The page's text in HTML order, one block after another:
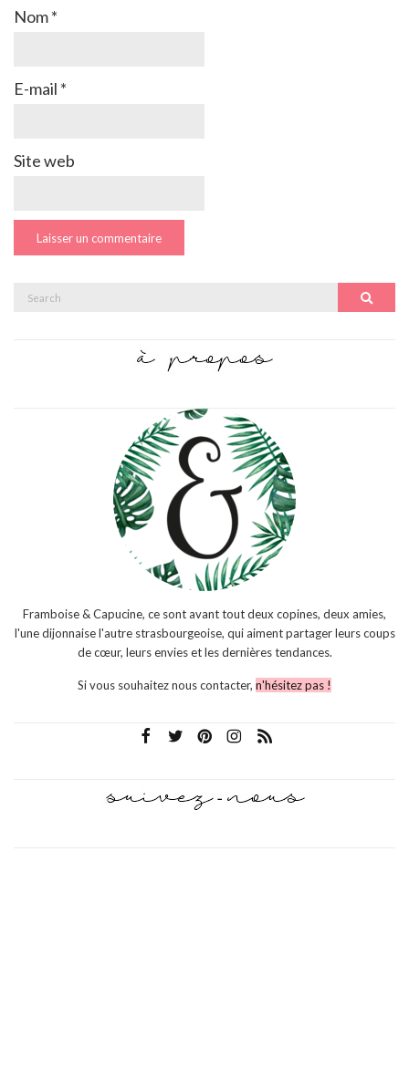
Nom*
E-mail *
Site web
Framboise & Capucine, ce sont avant tout deux copines, deux amies,
l'une dijonnaise l'autre strasbourgeoise, qui aiment partager leurs coups
de cœur, leurs envies et les dernières tendances.
Si vous souhaitez nous contacter, n'hésitez pas !